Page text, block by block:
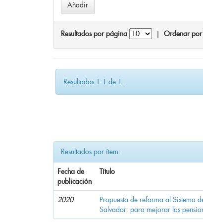
Resultados por página Ordenar por
Resultados 1-1 de 1.
Resultados por ítem:
Fecha de
publicación
Título
2020
Propuesta de reforma al Sistema
Salvador: para mejorar las